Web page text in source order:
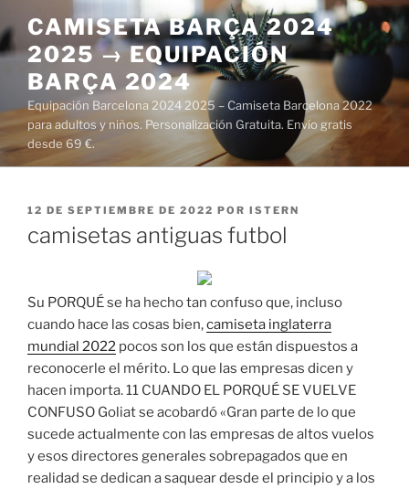
al
contenido
CAMISETA BARÇA 2024
2025 → EQUIPACIÓN
BARÇA 2024
Equipación Barcelona 2024 2025 – Camiseta Barcelona 2022
para adultos y niños. Personalización Gratuita. Envío gratis
desde 69 €.
PUBLICADO
12 DE SEPTIEMBRE DE 2022 POR ISTERN
camisetas antiguas futbol
Su PORQUÉ se ha hecho tan confuso que, incluso
cuando hace las cosas bien,camiseta inglaterra
mundial 2022 pocos son los que están dispuestos a
reconocerle el mérito. Lo que las empresas dicen y
hacen importa. 11 CUANDO EL PORQUÉ SE VUELVE
CONFUSO Goliat se acobardó «Gran parte de lo que
sucede actualmente con las empresas de altos vuelos
y esos directores generales sobrepagados que en
realidad se dedican a saquear desde el principio y a los